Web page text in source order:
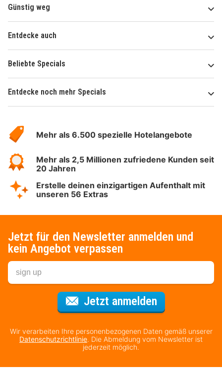
Günstig weg
Entdecke auch
Beliebte Specials
Entdecke noch mehr Specials
Hotelspecials
Mehr als 6.500 spezielle Hotelangebote
Mehr als 2,5 Millionen zufriedene Kunden seit
20 Jahren
Erstelle deinen einzigartigen Aufenthalt mit
unseren 56 Extras
Jetzt für den Newsletter anmelden und
kein Angebot verpassen
Jetzt anmeldenFür den
Wir verarbeiten Ihre personenbezogenen Daten gemäß unserer
Datenschutzrichtlinie. Die Abmeldung vom Newsletter ist
jederzeit möglich.